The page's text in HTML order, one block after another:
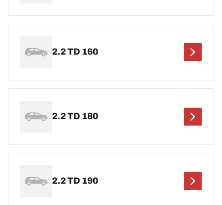
2.2 TD 160
2.2 TD 180
2.2 TD 190